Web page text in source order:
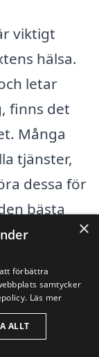
viktigt
hälsa.
letar
finns det
Många
tjänster,
dessa för
bästa
kan
företag
×
förbättra
samtycker
Läs mer
ALLT